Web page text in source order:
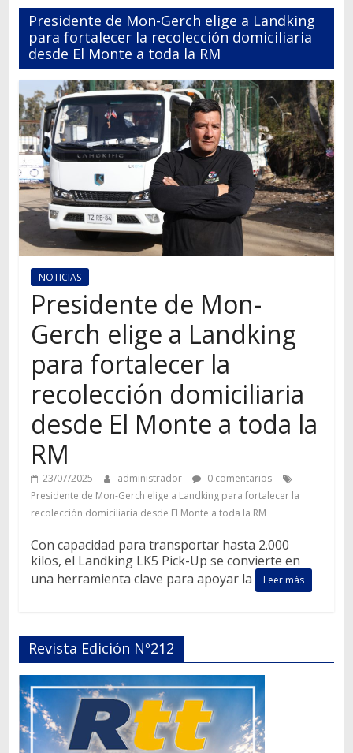
Autos,
camiones,
motos,
información
del
mundo
del
transporte
Presidente de Mon-Gerch elige a Landking
para fortalecer la recolección domiciliaria
desde El Monte a toda la RM
NOTICIAS
Presidente de Mon-
Gerch elige a Landking
para fortalecer la
recolección domiciliaria
desde El Monte a toda la
RM
23/07/2025 administrador
0 comentarios
Presidente de Mon-Gerch elige a Landking para fortalecer la
recolección domiciliaria desde El Monte a toda la RM
Con capacidad para transportar hasta 2.000
kilos, el Landking LK5 Pick-Up se convierte en
una herramienta clave para apoyar la
Leer más
Revista Edición Nº212